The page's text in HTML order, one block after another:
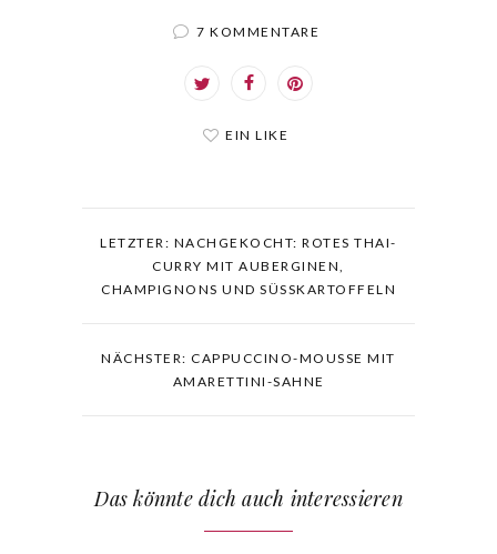
7 KOMMENTARE
EIN LIKE
LETZTER: NACHGEKOCHT: ROTES THAI-
CURRY MIT AUBERGINEN,
CHAMPIGNONS UND SÜSSKARTOFFELN
NÄCHSTER: CAPPUCCINO-MOUSSE MIT
AMARETTINI-SAHNE
Das könnte dich auch interessieren